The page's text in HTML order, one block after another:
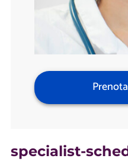
specialist-